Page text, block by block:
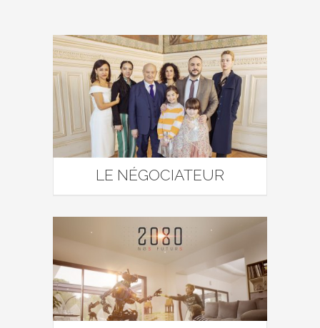
LE NÉGOCIATEUR